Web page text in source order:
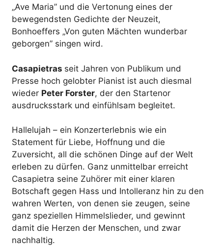
„Ave Maria” und die Vertonung eines der
bewegendsten Gedichte der Neuzeit,
Bonhoeffers „Von guten Mächten wunderbar
geborgen” singen wird.
Casapietras seit Jahren von Publikum und
Presse hoch gelobter Pianist ist auch diesmal
wieder Peter Forster, der den Startenor
ausdrucksstark und einfühlsam begleitet.
Hallelujah – ein Konzerterlebnis wie ein
Statement für Liebe, Hoffnung und die
Zuversicht, all die schönen Dinge auf der Welt
erleben zu dürfen. Ganz unmittelbar erreicht
Casapietra seine Zuhörer mit einer klaren
Botschaft gegen Hass und Intolleranz hin zu den
wahren Werten, von denen sie zeugen, seine
ganz speziellen Himmelslieder, und gewinnt
damit die Herzen der Menschen, und zwar
nachhaltig.